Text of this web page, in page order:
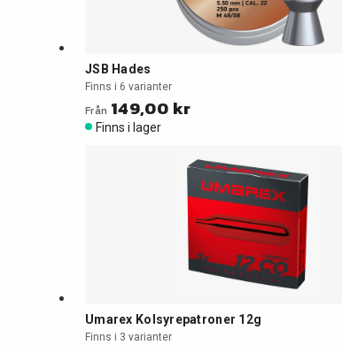
JSB Hades
Finns i 6 varianter
Från 149,00 kr
Finns i lager
Umarex Kolsyrepatroner 12g
Finns i 3 varianter